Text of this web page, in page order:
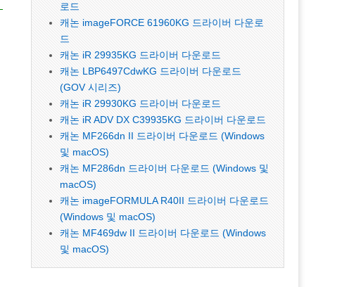
로드
캐논 imageFORCE 61960KG 드라이버 다운로
드
캐논 iR 29935KG 드라이버 다운로드
캐논 LBP6497CdwKG 드라이버 다운로드
(GOV 시리즈)
캐논 iR 29930KG 드라이버 다운로드
캐논 iR ADV DX C39935KG 드라이버 다운로드
캐논 MF266dn II 드라이버 다운로드 (Windows
및 macOS)
캐논 MF286dn 드라이버 다운로드 (Windows 및
macOS)
캐논 imageFORMULA R40II 드라이버 다운로드
(Windows 및 macOS)
캐논 MF469dw II 드라이버 다운로드 (Windows
및 macOS)